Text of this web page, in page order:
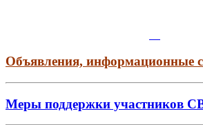
Объявления, информационные
Меры поддержки участников